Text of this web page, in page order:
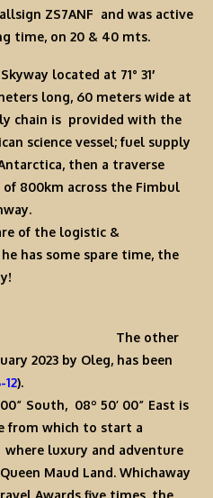
ZS7ANF and was active
time, on 20 & 40 mts.
Skyway located at 71° 31′
long, 60 meters wide at
chain is provided with the
science vessel; fuel supply
, then a traverse
800km across the Fimbul
.
of the logistic &
has some spare time, the
The other
2023 by Oleg, has been
12).
00” South, 08º 50’ 00” East is
from which to start a
luxury and adventure
Maud Land. Whichaway
Awards five times, the